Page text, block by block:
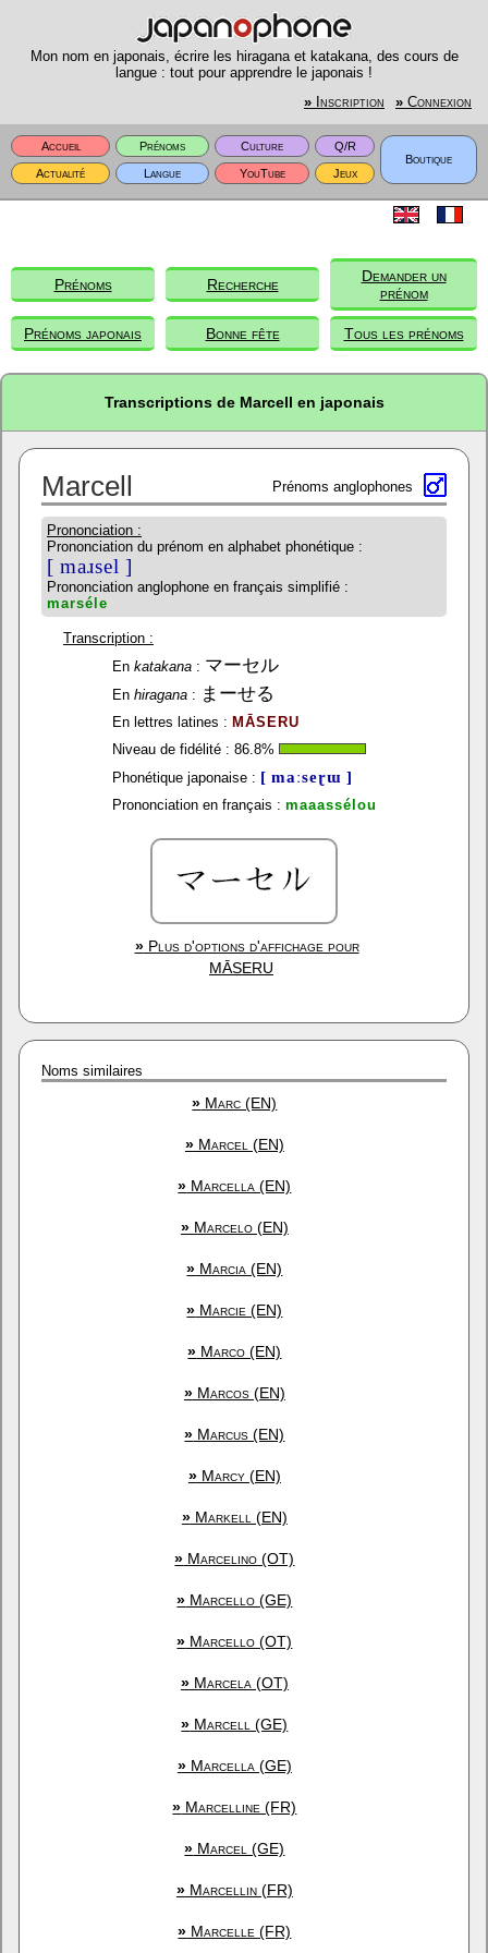
Mon nom en japonais, écrire les hiragana et katakana, des cours de
langue : tout pour apprendre le japonais !
» Inscription » Connexion
Accueil Prénoms Culture
Q/R
Boutique
Actualité
Langue YouTube Jeux
Prénoms Recherche
Demander un
prénom
Prénoms japonais Bonne fête Tous les prénoms
Transcriptions de Marcell en japonais
Marcell Prénoms anglophones
Prononciation :
Prononciation du prénom en alphabet phonétique :
[ maɹsel ]
Prononciation anglophone en français simplifié :
marséle
Transcription :
En katakana: マーセル
En hiragana: まーせる
En lettres latines : MĀSERU
Niveau de fidélité : 86.8%
Phonétique japonaise : [ maːseɽɯ ]
Prononciation en français : maaassélou
»Plus d'options d'affichage pour
MĀSERU
Noms similaires
» Marc (EN)
»Marcel (EN)
» Marcella (EN)
»Marcelo (EN)
» Marcia (EN)
» Marcie (EN)
» Marco (EN)
»Marcos (EN)
» Marcus (EN)
»Marcy (EN)
»Markell (EN)
» Marcelino (OT)
» Marcello (GE)
» Marcello (OT)
»Marcela (OT)
» Marcell (GE)
»Marcella (GE)
» Marcelline (FR)
» Marcel (GE)
»Marcellin (FR)
» Marcelle (FR)